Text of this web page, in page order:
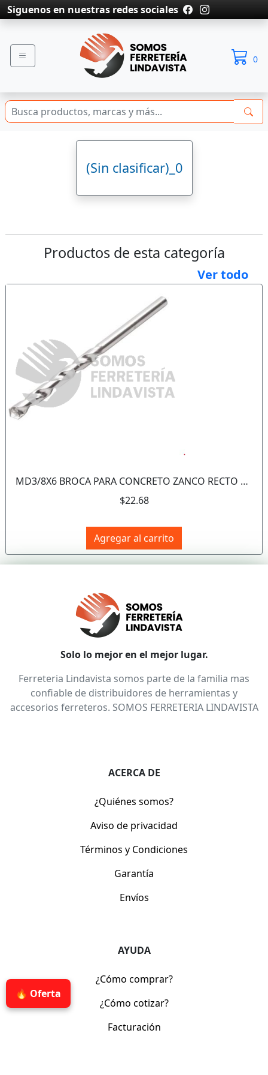
🔥 Oferta
Siguenos en nuestras redes sociales
0
(Sin clasificar)_0
Productos de esta categoría
Ver todo
MD3/8X6 BROCA PARA CONCRETO ZANCO RECTO ZINCADA 3/8"X6" URREA
$22.68
Agregar al carrito
Solo lo mejor en el mejor lugar.
Ferreteria Lindavista somos parte de la familia mas
confiable de distribuidores de herramientas y
accesorios ferreteros. SOMOS FERRETERIA LINDAVISTA
ACERCA DE
¿Quiénes somos?
Aviso de privacidad
Términos y Condiciones
Garantía
Envíos
AYUDA
¿Cómo comprar?
¿Cómo cotizar?
Facturación